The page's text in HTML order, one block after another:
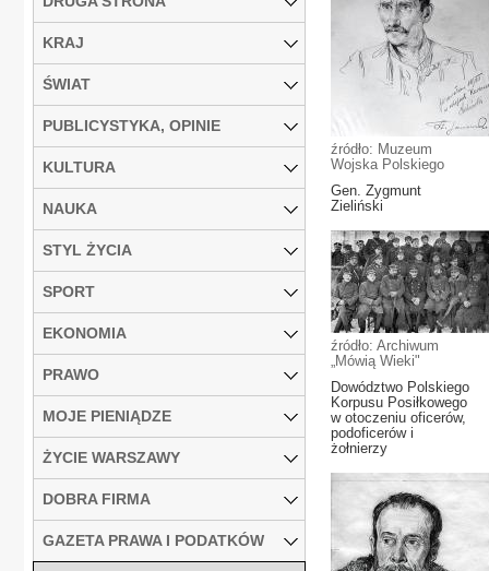
źródło: Muzeum
Wojska Polskiego
Gen. Zygmunt
Zieliński
źródło: Archiwum
„Mówią Wieki"
Dowództwo Polskiego
Korpusu Posiłkowego
w otoczeniu oficerów,
podoficerów i
żołnierzy
KRAJ
ŚWIAT
PUBLICYSTYKA, OPINIE
KULTURA
NAUKA
STYL ŻYCIA
SPORT
EKONOMIA
PRAWO
MOJE PIENIĄDZE
ŻYCIE WARSZAWY
DOBRA FIRMA
GAZETA PRAWA I PODATKÓW